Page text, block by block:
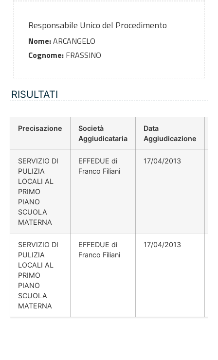
Responsabile Unico del Procedimento
Nome:ARCANGELO
Cognome:FRASSINO
RISULTATI
Precisazione
Società
Aggiudicataria
Data
Aggiudicazione
SERVIZIO DI
PULIZIA
LOCALI AL
PRIMO
PIANO
SCUOLA
MATERNA
EFFEDUE di
Franco Filiani
17/04/2013
SERVIZIO DI
PULIZIA
LOCALI AL
PRIMO
PIANO
SCUOLA
MATERNA
EFFEDUE di
Franco Filiani
17/04/2013